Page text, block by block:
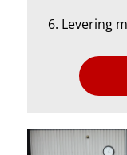
6. Levering